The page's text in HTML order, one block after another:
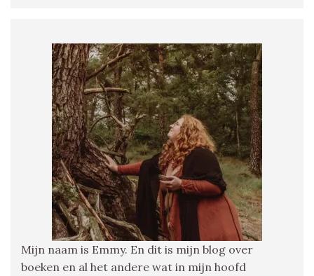
Mijn naam is Emmy. En dit is mijn blog over
boeken en al het andere wat in mijn hoofd